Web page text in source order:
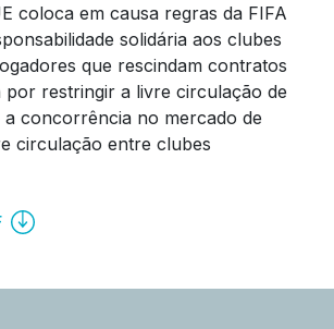
coloca em causa regras da FIFA
solidária aos clubes
que rescindam contratos
por restringir a livre circulação de
concorrência no mercado de
circulação entre clubes